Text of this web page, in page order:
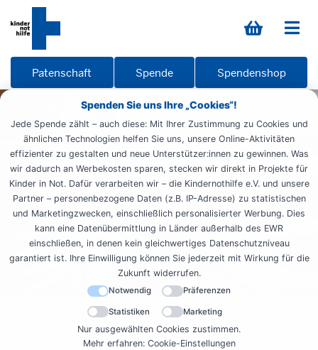
Spenden Sie uns Ihre „Cookies“!
Jede Spende zählt – auch diese: Mit Ihrer Zustimmung zu Cookies und
ähnlichen Technologien helfen Sie uns, unsere Online-Aktivitäten
effizienter zu gestalten und neue Unterstützer:innen zu gewinnen. Was
wir dadurch an Werbekosten sparen, stecken wir direkt in Projekte für
Kinder in Not. Dafür verarbeiten wir – die Kindernothilfe e.V. und unsere
Partner – personenbezogene Daten (z.B. IP-Adresse) zu statistischen
und Marketingzwecken, einschließlich personalisierter Werbung. Dies
kann eine Datenübermittlung in Länder außerhalb des EWR
einschließen, in denen kein gleichwertiges Datenschutzniveau
garantiert ist. Ihre Einwilligung können Sie jederzeit mit Wirkung für die
Zukunft widerrufen.
Notwendig Präferenzen
Statistiken Marketing
Nur ausgewählten Cookies zustimmen.
Mehr erfahren: Cookie-Einstellungen
Patenschaft Spende Spendenshop
Engagieren Zeit spenden